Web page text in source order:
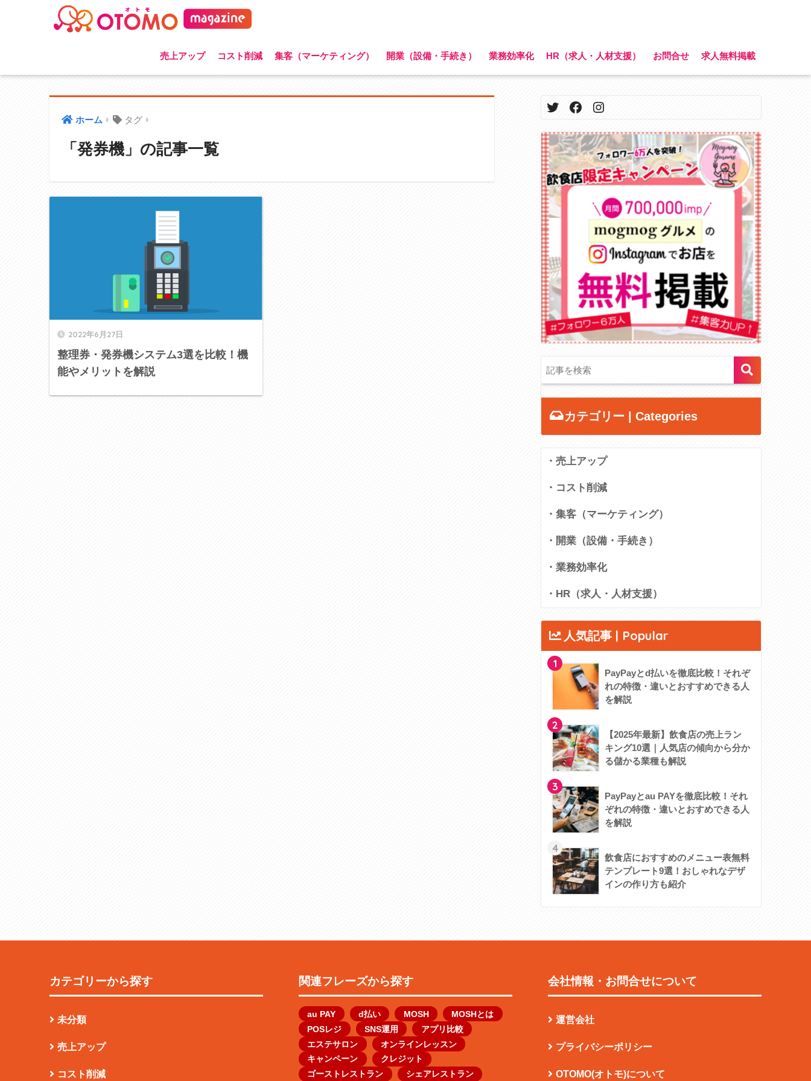
売上アップ コスト削減 集客（マーケティング） 開業（設備・手続き） 業務効率化 HR（求人・人材支援） お問合せ 求人無料掲載
ホーム タグ
「発券機」の記事一覧
2022年6月27日
整理券・発券機システム3選を比較！機
能やメリットを解説
カテゴリー | Categories
・売上アップ
・コスト削減
・集客（マーケティング）
・開業（設備・手続き）
・業務効率化
・HR（求人・人材支援）
人気記事 | Popular
1
PayPayとd払いを徹底比較！それぞ
れの特徴・違いとおすすめできる人
を解説
2
【2025年最新】飲食店の売上ラン
キング10選｜人気店の傾向から分か
る儲かる業種も解説
3
PayPayとau PAYを徹底比較！それ
ぞれの特徴・違いとおすめできる人
を解説
4
飲食店におすすめのメニュー表無料
テンプレート9選！おしゃれなデザ
インの作り方も紹介
カテゴリーから探す
未分類
売上アップ
コスト削減
関連フレーズから探す
au PAY d払い MOSH
MOSHとは
POSレジ
SNS運用
アプリ比較
エステサロン
オンラインレッスン
キャンペーン
クレジット
ゴーストレストラン
シェアレストラン
会社情報・お問合せについて
運営会社
プライバシーポリシー
OTOMO(オトモ)について